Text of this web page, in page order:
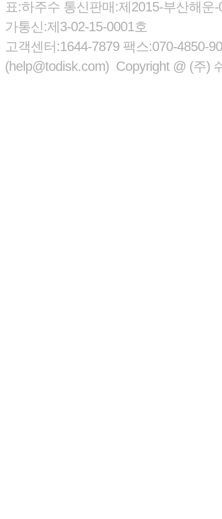
표:하주수 통신판매:제2015-부산해
가통신:제3-02-15-0001호
고객센터:1644-7879 팩스:070-4850-
(help@todisk.com) Copyright @ (주)